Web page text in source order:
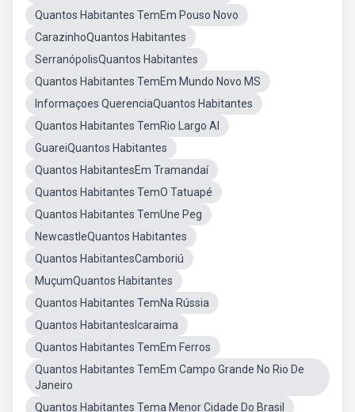
Quantos Habitantes TemEm Pouso Novo
CarazinhoQuantos Habitantes
SerranópolisQuantos Habitantes
Quantos Habitantes TemEm Mundo Novo MS
Informaçoes QuerenciaQuantos Habitantes
Quantos Habitantes TemRio Largo Al
GuareiQuantos Habitantes
Quantos HabitantesEm Tramandaí
Quantos Habitantes TemO Tatuapé
Quantos Habitantes TemUne Peg
NewcastleQuantos Habitantes
Quantos HabitantesCamboriú
MuçumQuantos Habitantes
Quantos Habitantes TemNa Rússia
Quantos HabitantesIcaraima
Quantos Habitantes TemEm Ferros
Quantos Habitantes TemEm Campo Grande No Rio De
Janeiro
Quantos Habitantes Tema Menor Cidade Do Brasil